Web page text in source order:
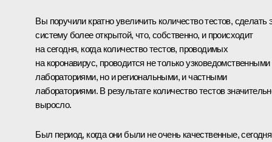
Вы поручили кратно увеличить количество тестов, сделать
систему более открытой, что, собственно, и происходит
на сегодня, когда количество тестов, проводимых
на коронавирус, проводится не только узковедомственными
лабораториями, но и региональными, и частными
лабораториями. В результате количество тестов
выросло.
Был период, когда они были не очень качественные, сегодня